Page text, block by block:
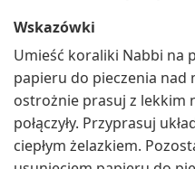
Wskazówki
Umieść koraliki Nabbi na
papieru do pieczenia
ostrożnie prasuj z lekkim
połączyły. Przyprasuj
ciepłym żelazkiem.